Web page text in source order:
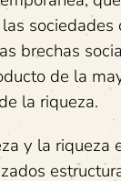
sociedades
brechas
de la
la riqueza.
y la riqueza